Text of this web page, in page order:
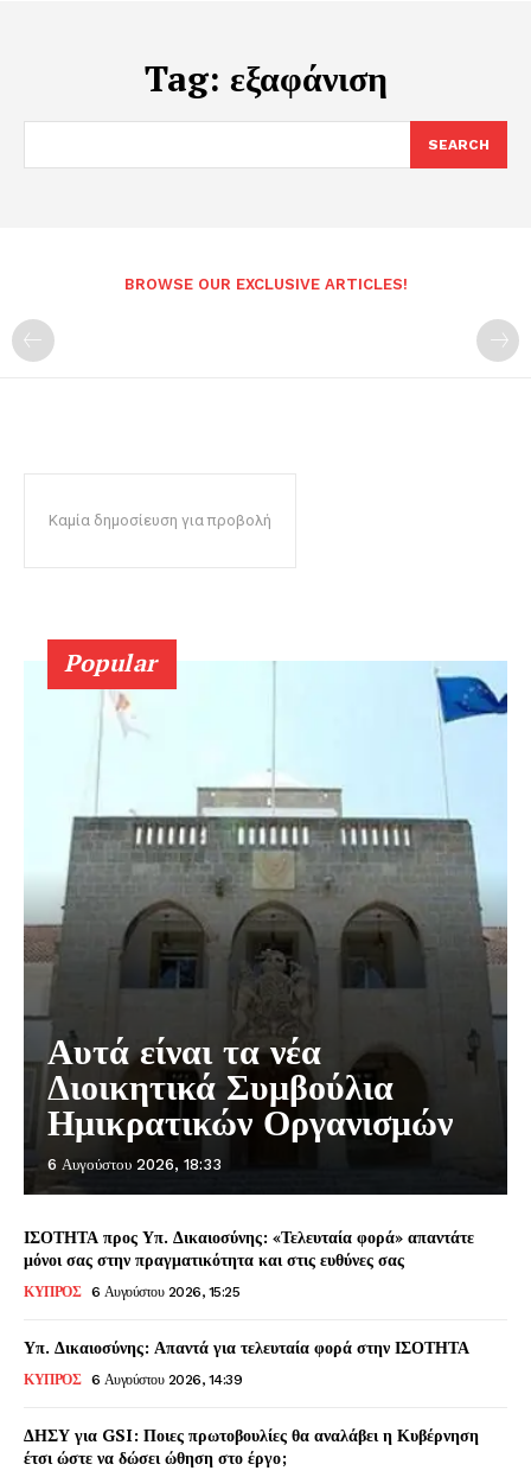
Tag: εξαφάνιση
SEARCH
BROWSE OUR EXCLUSIVE ARTICLES!
Καμία δημοσίευση για προβολή
Popular
Αυτά είναι τα νέα
Διοικητικά Συμβούλια
Ημικρατικών Οργανισμών
6 Αυγούστου 2026, 18:33
ΙΣΟΤΗΤΑ προς Υπ. Δικαιοσύνης: «Τελευταία φορά» απαντάτε
μόνοι σας στην πραγματικότητα και στις ευθύνες σας
ΚΥΠΡΟΣ 6 Αυγούστου 2026, 15:25
Υπ. Δικαιοσύνης: Απαντά για τελευταία φορά στην ΙΣΟΤΗΤΑ
ΚΥΠΡΟΣ 6 Αυγούστου 2026, 14:39
ΔΗΣΥ για GSI: Ποιες πρωτοβουλίες θα αναλάβει η Κυβέρνηση
έτσι ώστε να δώσει ώθηση στο έργο;